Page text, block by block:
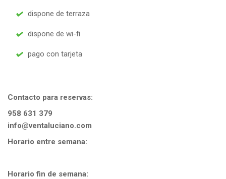
dispone de terraza
dispone de wi-fi
pago con tarjeta
Contacto para reservas:
958 631 379
info@ventaluciano.com
Horario entre semana:
Horario fin de semana: